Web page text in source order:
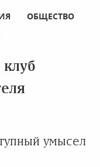
ОБЩЕСТВО
умысел